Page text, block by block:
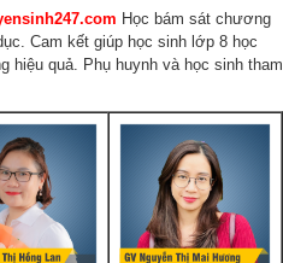
Học bám sát chương
Cam kết giúp học sinh lớp 8 học
hiệu quả. Phụ huynh và học sinh tham